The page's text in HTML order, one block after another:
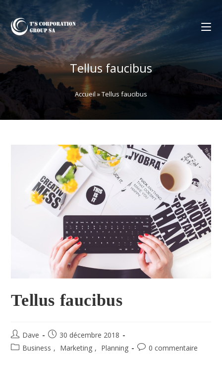
Tellus faucibus
Accueil »Tellus faucibus
Tellus faucibus
Dave
30 décembre 2018
Business , Marketing , Planning 0 commentaire